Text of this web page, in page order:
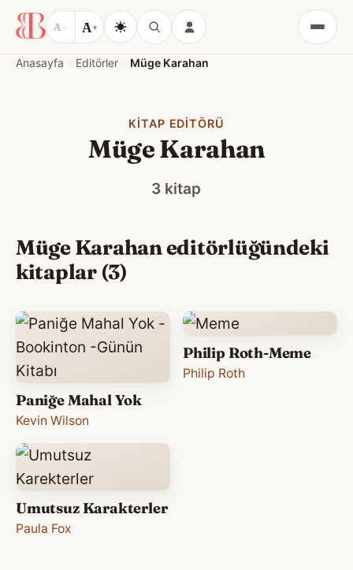
A − A+
Menü
Anasayfa Editörler Müge Karahan
KITAP EDITÖRÜ
Müge Karahan
3 kitap
Müge Karahan editörlüğündeki
kitaplar (3)
Paniğe Mahal Yok
Kevin Wilson
Philip Roth-Meme
Philip Roth
Umutsuz Karakterler
Paula Fox